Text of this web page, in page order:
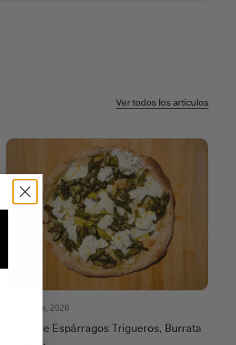
Ver todos los artículos
25 de June, 2026
Pizza De Espárragos Trigueros, Burrata